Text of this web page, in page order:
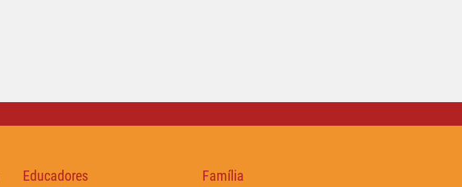
Educadores Família